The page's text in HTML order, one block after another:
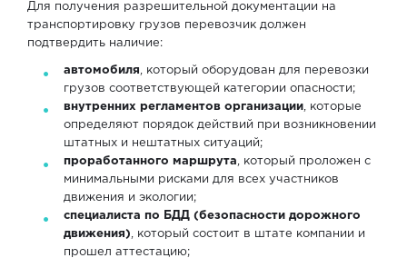
Для получения разрешительной документации на
транспортировку грузов перевозчик должен
подтвердить наличие:
автомобиля , который оборудован для перевозки
грузов соответствующей категории опасности;
внутренних регламентов организации , которые
определяют порядок действий при возникновении
штатных и нештатных ситуаций;
проработанного маршрута , который проложен с
минимальными рисками для всех участников
движения и экологии;
специалиста по БДД (безопасности дорожного
движения) , который состоит в штате компании и
прошел аттестацию;